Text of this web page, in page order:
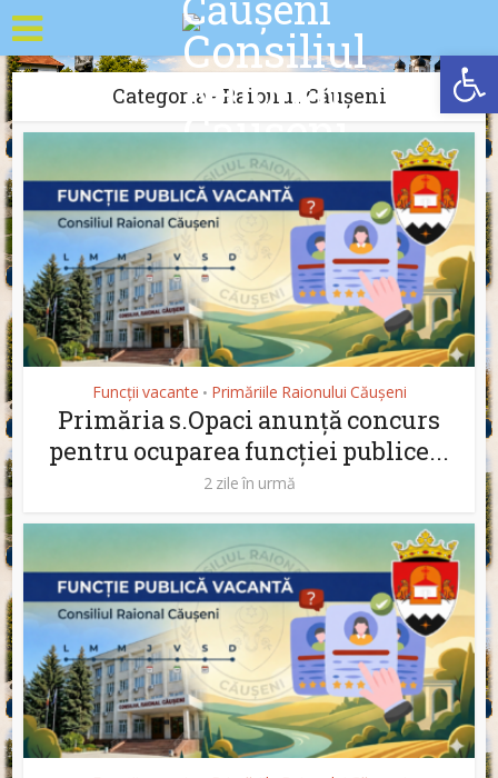
Categoria - Raionul Căușeni
Funcții vacante • Primăriile Raionului Căușeni
Primăria s.Opaci anunță concurs
pentru ocuparea funcției publice...
2 zile în urmă